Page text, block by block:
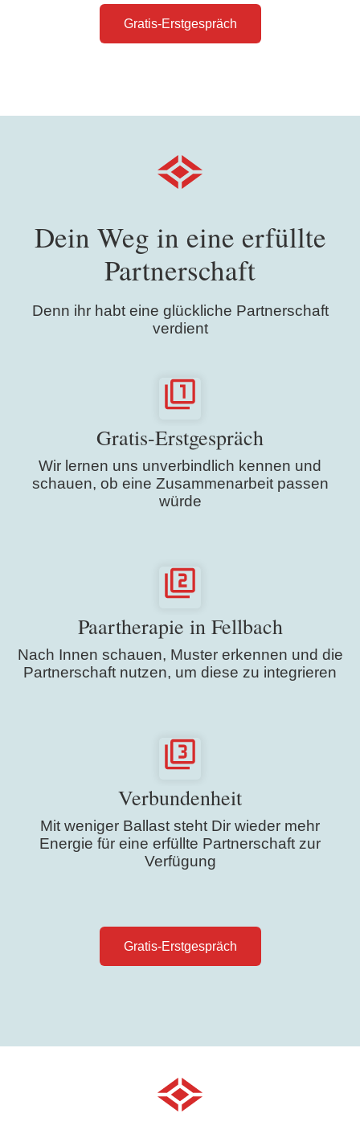
Gratis-Erstgespräch
Dein Weg in eine erfüllte
Partnerschaft
Denn ihr habt eine glückliche Partnerschaft
verdient
Gratis-Erstgespräch
Wir lernen uns unverbindlich kennen und
schauen, ob eine Zusammenarbeit passen
würde
Paartherapie in Fellbach
Nach Innen schauen, Muster erkennen und die
Partnerschaft nutzen, um diese zu integrieren
Verbundenheit
Mit weniger Ballast steht Dir wieder mehr
Energie für eine erfüllte Partnerschaft zur
Verfügung
Gratis-Erstgespräch